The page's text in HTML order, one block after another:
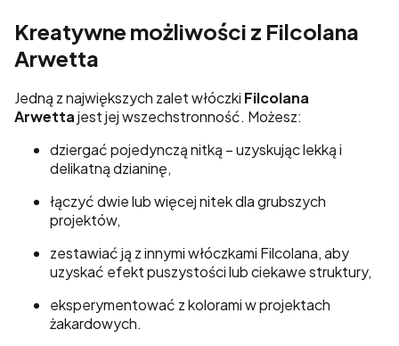
Kreatywne możliwości z Filcolana
Arwetta
Jedną z największych zalet włóczki Filcolana
Arwettajest jej wszechstronność. Możesz:
dziergać pojedynczą nitką – uzyskując lekką i
delikatną dzianinę,
łączyć dwie lub więcej nitek dla grubszych
projektów,
zestawiać ją z innymi włóczkami Filcolana, aby
uzyskać efekt puszystości lub ciekawe struktury,
eksperymentować z kolorami w projektach
żakardowych.